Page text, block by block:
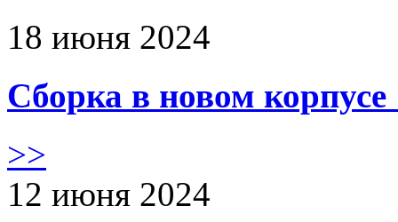
18 июня 2024
Сборка в новом
>>
12 июня 2024